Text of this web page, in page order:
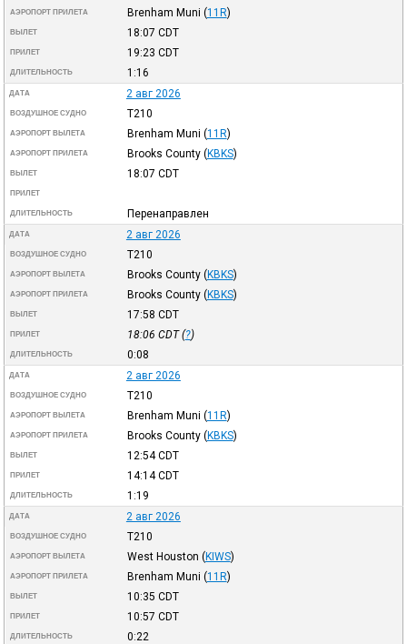
АЭРОПОРТ ПРИЛЕТА Brenham Muni (11R)
ВЫЛЕТ 18:07 CDT
ПРИЛЕТ 19:23 CDT
ДЛИТЕЛЬНОСТЬ 1:16
ДАТА 2 авг 2026
ВОЗДУШНОЕ СУДНО T210
АЭРОПОРТ ВЫЛЕТА Brenham Muni (11R)
АЭРОПОРТ ПРИЛЕТА Brooks County (KBKS)
ВЫЛЕТ 18:07 CDT
ПРИЛЕТ
ДЛИТЕЛЬНОСТЬ Перенаправлен
ДАТА 2 авг 2026
ВОЗДУШНОЕ СУДНО T210
АЭРОПОРТ ВЫЛЕТА Brooks County (KBKS)
АЭРОПОРТ ПРИЛЕТА Brooks County (KBKS)
ВЫЛЕТ 17:58 CDT
ПРИЛЕТ 18:06 CDT(?)
ДЛИТЕЛЬНОСТЬ 0:08
ДАТА 2 авг 2026
ВОЗДУШНОЕ СУДНО T210
АЭРОПОРТ ВЫЛЕТА Brenham Muni (11R)
АЭРОПОРТ ПРИЛЕТА Brooks County (KBKS)
ВЫЛЕТ 12:54CDT
ПРИЛЕТ 14:14CDT
ДЛИТЕЛЬНОСТЬ 1:19
ДАТА 2 авг 2026
ВОЗДУШНОЕ СУДНО T210
АЭРОПОРТ ВЫЛЕТА West Houston (KIWS)
АЭРОПОРТ ПРИЛЕТА Brenham Muni (11R)
ВЫЛЕТ 10:35 CDT
ПРИЛЕТ 10:57 CDT
ДЛИТЕЛЬНОСТЬ 0:22